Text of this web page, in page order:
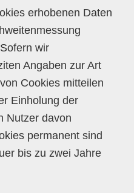
erhobenen Daten
wir
Angaben zur Art
Cookies mitteilen
Einholung der
Nutzer davon
permanent sind
bis zu zwei Jahre